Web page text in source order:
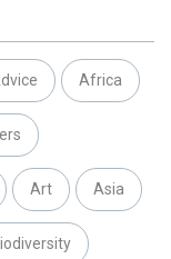
Africa
Art Asia